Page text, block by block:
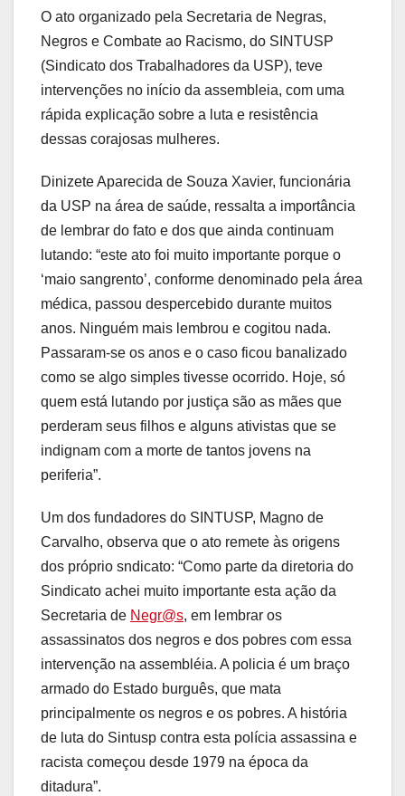
O ato organizado pela Secretaria de Negras,
Negros e Combate ao Racismo, do SINTUSP
(Sindicato dos Trabalhadores da USP), teve
intervenções no início da assembleia, com uma
rápida explicação sobre a luta e resistência
dessas corajosas mulheres.
Dinizete Aparecida de Souza Xavier, funcionária
da USP na área de saúde, ressalta a importância
de lembrar do fato e dos que ainda continuam
lutando: “este ato foi muito importante porque o
‘maio sangrento’, conforme denominado pela área
médica, passou despercebido durante muitos
anos. Ninguém mais lembrou e cogitou nada.
Passaram-se os anos e o caso ficou banalizado
como se algo simples tivesse ocorrido. Hoje, só
quem está lutando por justiça são as mães que
perderam seus filhos e alguns ativistas que se
indignam com a morte de tantos jovens na
periferia”.
Um dos fundadores do SINTUSP, Magno de
Carvalho, observa que o ato remete às origens
dos próprio sndicato: “Como parte da diretoria do
Sindicato achei muito importante esta ação da
Secretaria de Negr@s, em lembrar os
assassinatos dos negros e dos pobres com essa
intervenção na assembléia. A policia é um braço
armado do Estado burguês, que mata
principalmente os negros e os pobres. A história
de luta do Sintusp contra esta polícia assassina e
racista começou desde 1979 na época da
ditadura”.